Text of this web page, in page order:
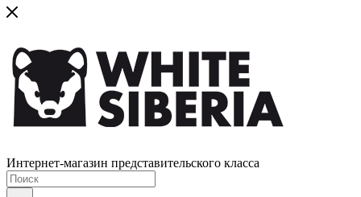
Интернет-магазин представительского класса